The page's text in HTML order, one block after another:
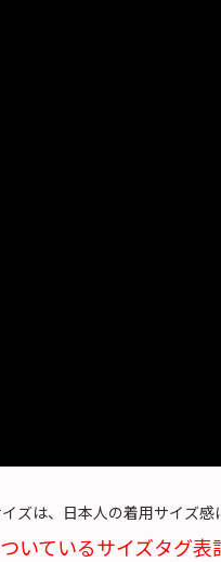
ズは、日本人の着用サイズ感
いているサイズタグ